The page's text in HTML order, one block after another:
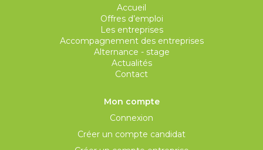
Accueil
Offres d’emploi
Les entreprises
Accompagnement des entreprises
Alternance - stage
Actualités
Contact
Mon compte
Connexion
Créer un compte candidat